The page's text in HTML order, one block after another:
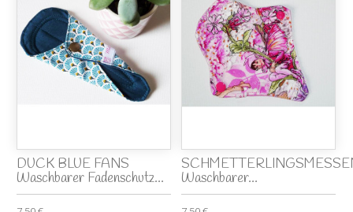
DUCK BLUE FANS
Waschbarer Fadenschutz... Waschbarer...